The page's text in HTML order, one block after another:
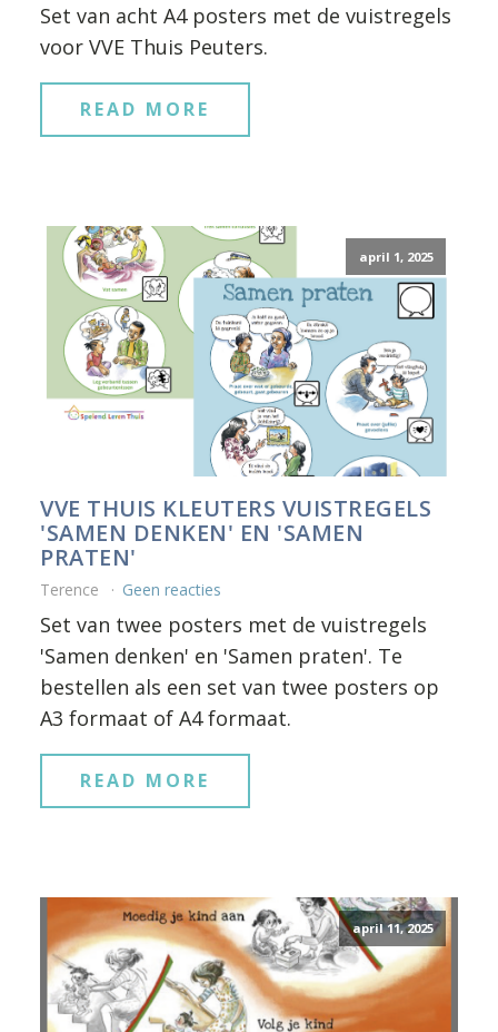
Set van acht A4 posters met de vuistregels
voor VVE Thuis Peuters.
READ MORE
april 1, 2025
VVE THUIS KLEUTERS VUISTREGELS
'SAMEN DENKEN' EN 'SAMEN
PRATEN'
Terence Geen reacties
Set van twee posters met de vuistregels
'Samen denken' en 'Samen praten'. Te
bestellen als een set van twee posters op
A3 formaat of A4 formaat.
READ MORE
april 11, 2025